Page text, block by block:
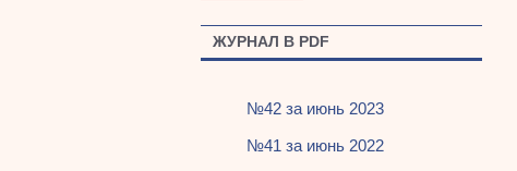
ЖУРНАЛ В PDF
№42 за июнь 2023
№41 за июнь 2022